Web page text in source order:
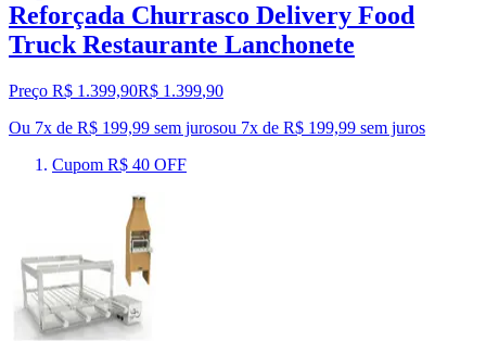
Reforçada Churrasco Delivery Food
Truck Restaurante Lanchonete
Preço R$ 1.399,90R$ 1.399,90
Ou 7x de R$ 199,99 sem jurosou 7x de R$ 199,99 sem juros
Cupom R$ 40 OFF